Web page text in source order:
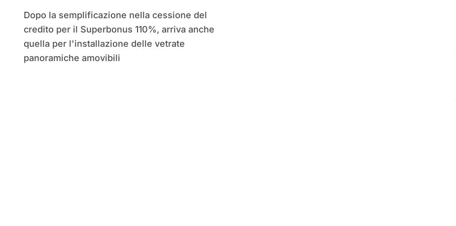
Dopo la semplificazione nella cessione del
credito per il Superbonus 110%, arriva anche
quella per l'installazione delle vetrate
panoramiche amovibili